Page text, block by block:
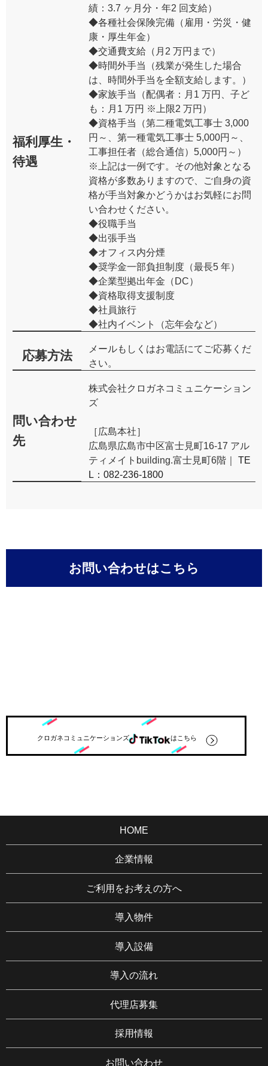
福利厚生・
待遇
績：3.7 ヶ月分・年2 回支給）
◆各種社会保険完備（雇用・労災・健
康・厚生年金）
◆交通費支給（月2 万円まで）
◆時間外手当（残業が発生した場合
は、時間外手当を全額支給します。）
◆家族手当（配偶者：月1 万円、子ど
も：月1 万円 ※上限2 万円）
◆資格手当（第二種電気工事士 3,000
円～、第一種電気工事士 5,000円～、
工事担任者（総合通信）5,000円～）
※上記は一例です。その他対象となる
資格が多数ありますので、ご自身の資
格が手当対象かどうかはお気軽にお問
い合わせください。
◆役職手当
◆出張手当
◆オフィス内分煙
◆奨学金一部負担制度（最長5 年）
◆企業型拠出年金（DC）
◆資格取得支援制度
◆社員旅行
◆社内イベント（忘年会など）
応募方法
メールもしくはお電話にてご応募くだ
さい。
問い合わせ
先
株式会社クロガネコミュニケーション
ズ
［広島本社］
広島県広島市中区富士見町16-17 アル
ティメイトbuilding.富士見町6階｜
TE
L：082-236-1800
お問い合わせはこちら
クロガネコミュニケーションズ はこちら
HOME
企業情報
ご利用をお考えの方へ
導入物件
導入設備
導入の流れ
代理店募集
採用情報
お問い合わせ